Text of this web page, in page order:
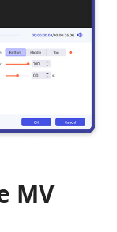
MV